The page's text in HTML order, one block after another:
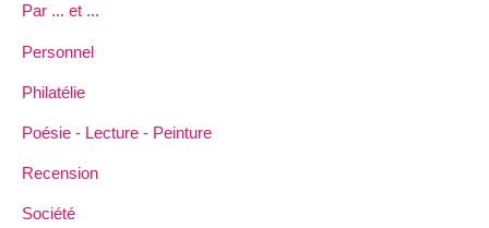
Par ... et ...
Personnel
Philatélie
Poésie - Lecture - Peinture
Recension
Société